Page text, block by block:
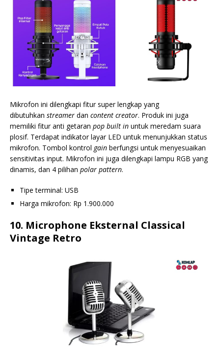
Mikrofon ini dilengkapi fitur super lengkap yang
dibutuhkan streamer dan content creator. Produk ini juga
memiliki fitur anti getaran pop built in untuk meredam suara
plosif. Terdapat indikator layar LED untuk menunjukkan status
mikrofon. Tombol kontrol gain berfungsi untuk menyesuaikan
sensitivitas input. Mikrofon ini juga dilengkapi lampu RGB yang
dinamis, dan 4 pilihan polar pattern.
Tipe terminal: USB
Harga mikrofon: Rp 1.900.000
10. Microphone Eksternal Classical
Vintage Retro